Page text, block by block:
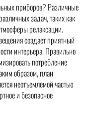
приборов? Различные
задач, таких как
релаксации.
создает приятный
интерьера. Правильно
потребление
образом, план
неотъемлемой частью
и безопасное